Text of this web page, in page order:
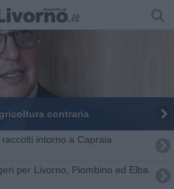
contraria
intorno a Capraia
per Livorno, Piombino ed Elba